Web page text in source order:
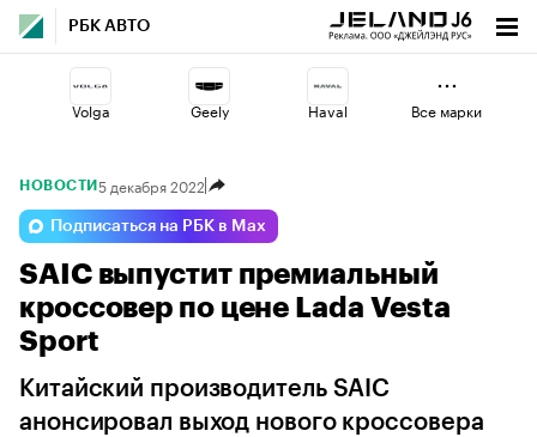
РБК АВТО
Volga Geely Haval
Changan Omoda
Lada Esteo Jaecoo
Все марки
НОВОСТИ 5 декабря 2022
Подписаться на РБК в Max
SAIC выпустит премиальный
кроссовер по цене Lada Vesta
Sport
Китайский производитель SAIC
анонсировал выход нового кроссовера